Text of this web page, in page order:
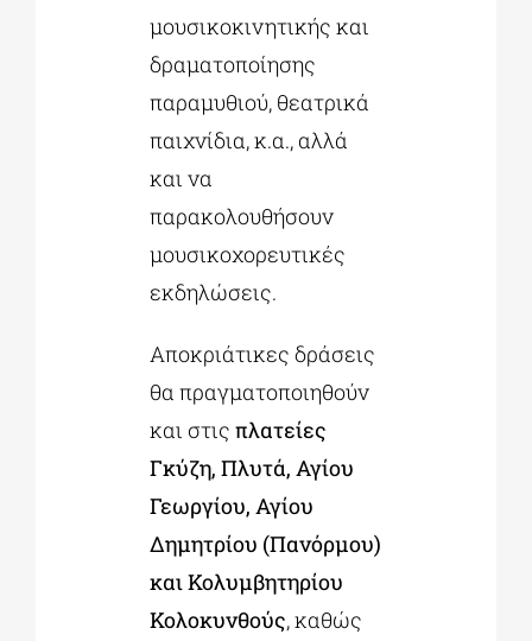
μουσικοκινητικής και
δραματοποίησης
παραμυθιού, θεατρικά
παιχνίδια, κ.α., αλλά
και να
παρακολουθήσουν
μουσικοχορευτικές
εκδηλώσεις.
Αποκριάτικες δράσεις
θα πραγματοποιηθούν
και στις πλατείες
Γκύζη, Πλυτά, Αγίου
Γεωργίου, Αγίου
Δημητρίου (Πανόρμου)
και Κολυμβητηρίου
Κολοκυνθούς, καθώς